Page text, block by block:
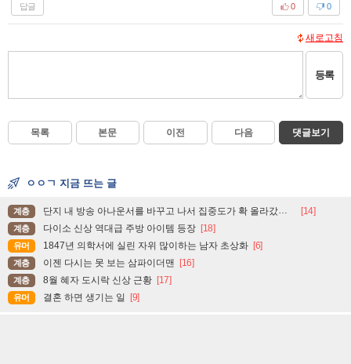
답글 0
0
새로고침
등록
목록 본문 이전 다음 댓글보기
ㅇㅇㄱ 지금 뜨는 글
계층 단지 내 방송 아나운서를 바꾸고 나서 집중도가 확 올라갔다는 한 아파트의 안내방송 [14]
계층 다이소 신상 역대급 주방 아이템 등장 [18]
유머 1847년 의학서에 실린 자위 많이하는 남자 초상화 [6]
계층 이젠 다시는 못 보는 삼파이더맨 [16]
계층 8월 혜자 도시락 신상 근황 [17]
유머 결혼 하면 생기는 일 [9]